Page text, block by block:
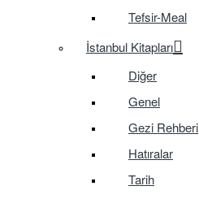
Tefsir-Meal
İstanbul Kitapları
Diğer
Genel
Gezi Rehberi
Hatıralar
Tarih